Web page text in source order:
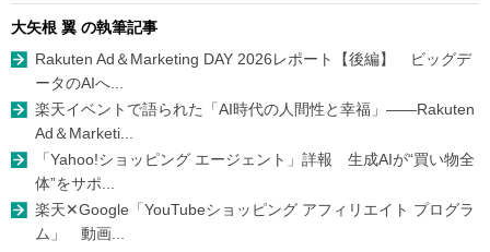
大矢根 翼 の執筆記事
Rakuten Ad＆Marketing DAY 2026レポート【後編】 ビッグデ
ータのAIへ...
楽天イベントで語られた「AI時代の人間性と幸福」――Rakuten
Ad＆Marketi...
「Yahoo!ショッピング エージェント」詳報 生成AIが“買い物全
体”をサポ...
楽天✕Google「YouTubeショッピング アフィリエイト プログラ
ム」 動画...